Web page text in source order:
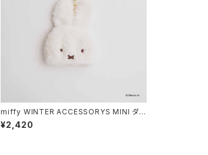
miffy WINTER ACCESSORYS MINI ダイ
カットニット帽チャーム ミッフィー
¥2,420